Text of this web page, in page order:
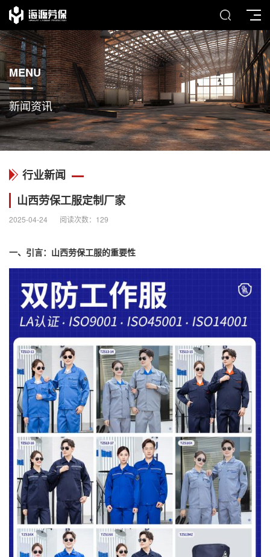
MENU
新闻资讯
行业新闻
山西劳保工服定制厂家
2025-04-24 阅读次数： 129
一、引言：山西劳保工服的重要性